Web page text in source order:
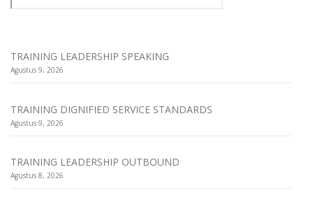
TRAINING LEADERSHIP SPEAKING
Agustus 9, 2026
TRAINING DIGNIFIED SERVICE STANDARDS
Agustus 9, 2026
TRAINING LEADERSHIP OUTBOUND
Agustus 8, 2026